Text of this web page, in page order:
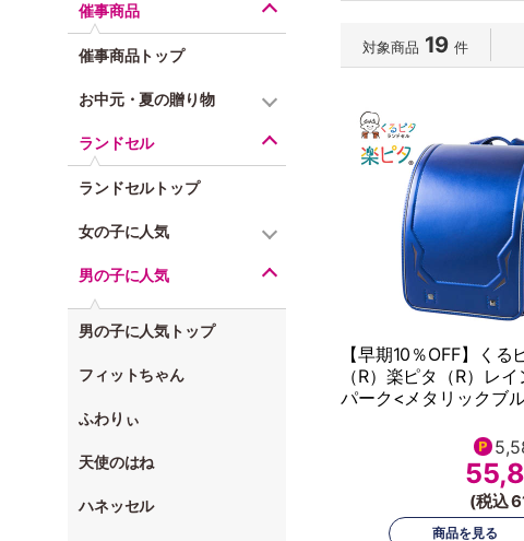
催事商品
催事商品トップ
お中元・夏の贈り物
ランドセル
ランドセルトップ
女の子に人気
男の子に人気
男の子に人気トップ
フィットちゃん
ふわりぃ
天使のはね
ハネッセル
対象商品 19 件
【早期10％OFF】くる
（R）楽ピタ（R）レ
パーク<メタリックブ
(税込